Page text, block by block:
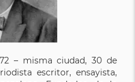
– misma ciudad, 30 de
escritor, ensayista,